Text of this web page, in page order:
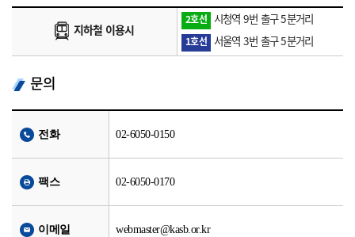
지하철 이용시
2호선 시청역 9번 출구 5분거리
1호선 서울역 3번 출구 5분거리
문의
전화 02-6050-0150
팩스 02-6050-0170
이메일 webmaster@kasb.or.kr